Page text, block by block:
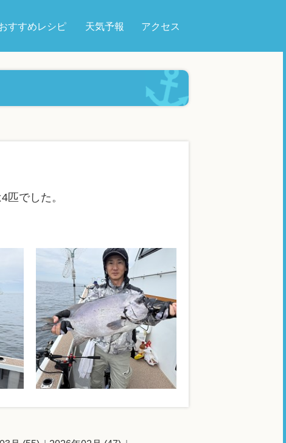
すすめレシピ 天気予報 アクセス
でした。